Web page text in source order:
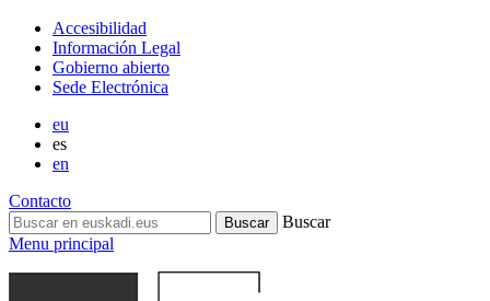
Accesibilidad
Información Legal
Gobierno abierto
Sede Electrónica
eu
es
en
Contacto
Buscar
Menu principal